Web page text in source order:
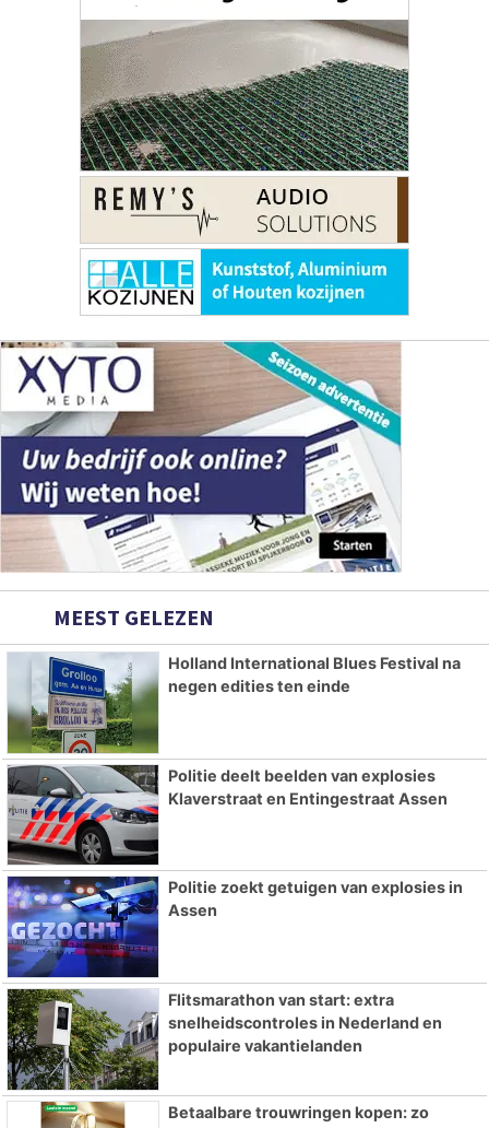
MEEST GELEZEN
Holland International Blues Festival na
negen edities ten einde
Politie deelt beelden van explosies
Klaverstraat en Entingestraat Assen
Politie zoekt getuigen van explosies in
Assen
Flitsmarathon van start: extra
snelheidscontroles in Nederland en
populaire vakantielanden
Betaalbare trouwringen kopen: zo